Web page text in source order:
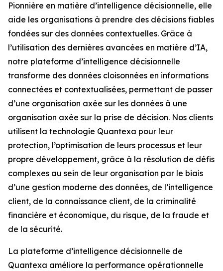
Pionnière en matière d’intelligence décisionnelle, elle
aide les organisations à prendre des décisions fiables
fondées sur des données contextuelles. Grâce à
l’utilisation des dernières avancées en matière d’IA,
notre plateforme d’intelligence décisionnelle
transforme des données cloisonnées en informations
connectées et contextualisées, permettant de passer
d’une organisation axée sur les données à une
organisation axée sur la prise de décision. Nos clients
utilisent la technologie Quantexa pour leur
protection, l’optimisation de leurs processus et leur
propre développement, grâce à la résolution de défis
complexes au sein de leur organisation par le biais
d’une gestion moderne des données, de l’intelligence
client, de la connaissance client, de la criminalité
financière et économique, du risque, de la fraude et
de la sécurité.
La plateforme d’intelligence décisionnelle de
Quantexa améliore la performance opérationnelle